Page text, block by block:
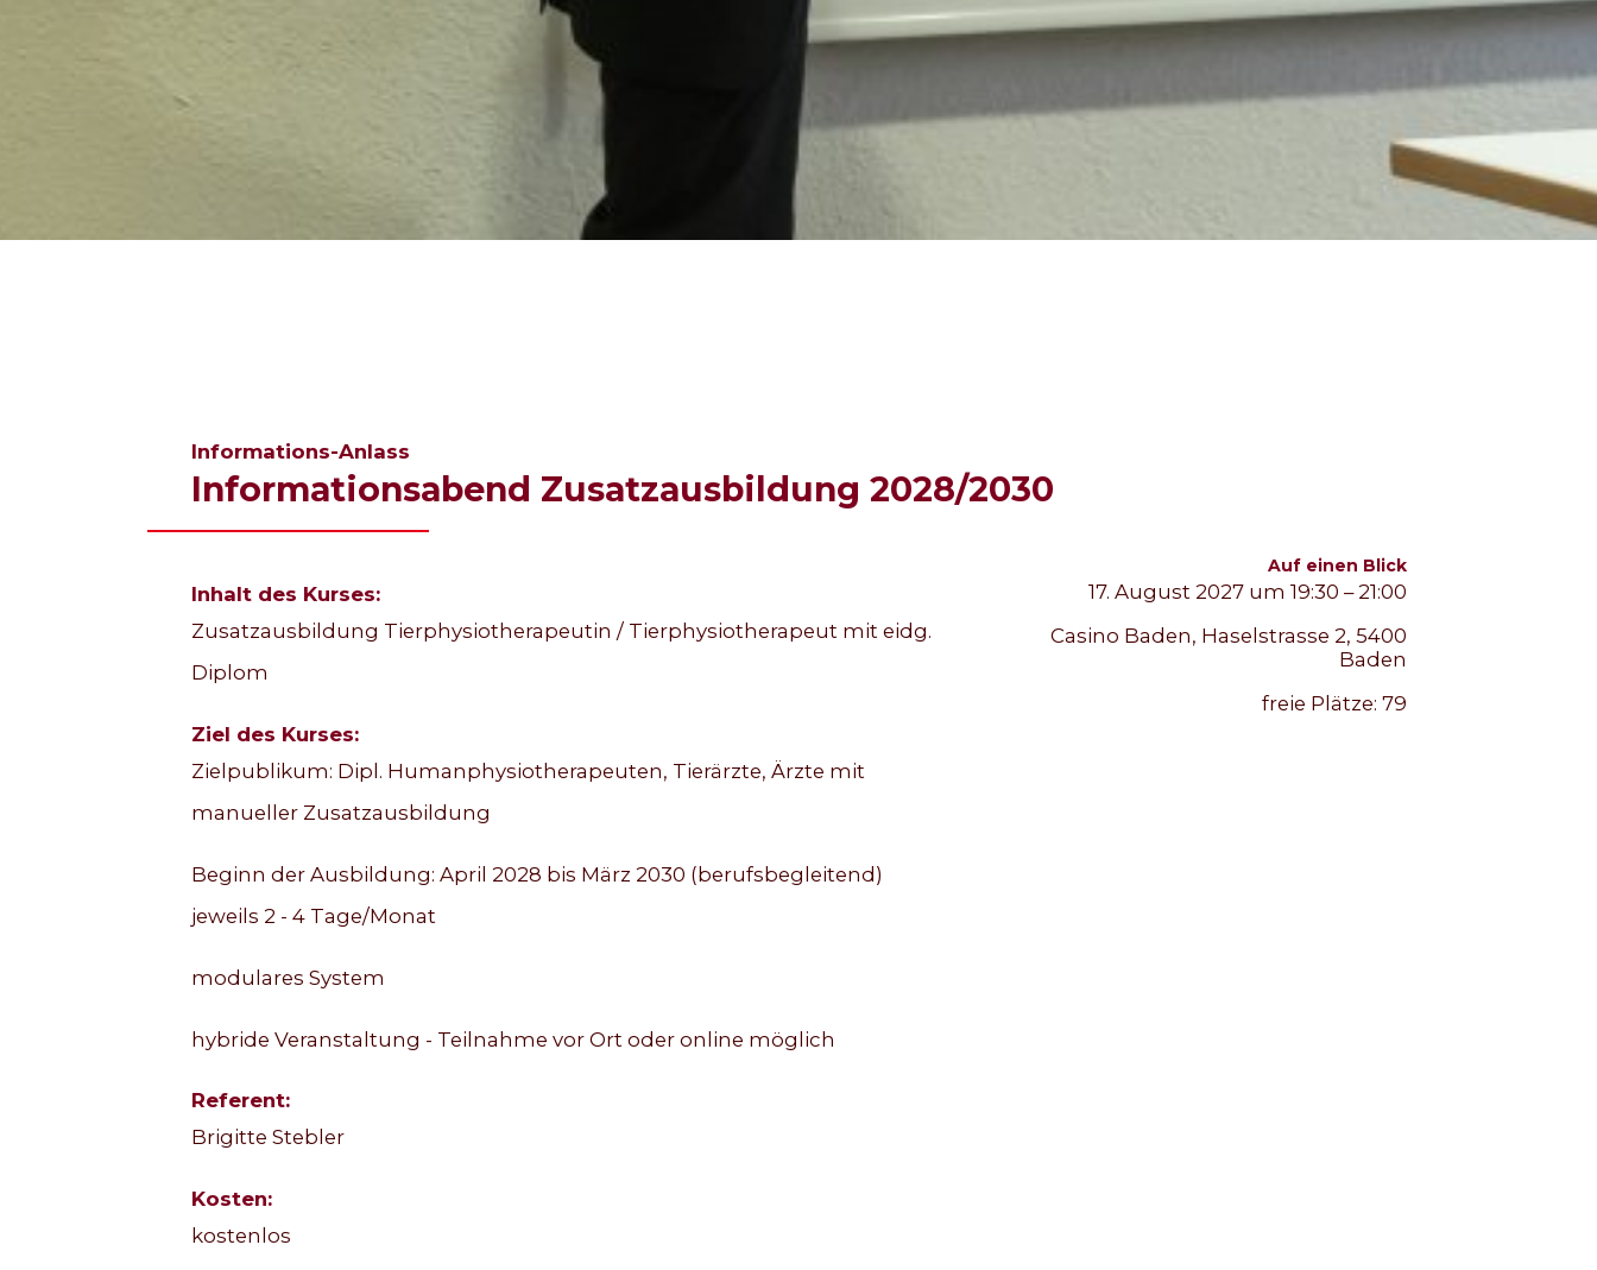
Informations-Anlass
Informationsabend Zusatzausbildung 2028/2030
Auf einen Blick
17. August 2027 um 19:30 – 21:00
Casino Baden, Haselstrasse 2, 5400
Baden
freie Plätze: 79
Inhalt des Kurses:
Zusatzausbildung Tierphysiotherapeutin / Tierphysiotherapeut mit eidg.
Diplom
Ziel des Kurses:
Zielpublikum: Dipl. Humanphysiotherapeuten, Tierärzte, Ärzte mit
manueller Zusatzausbildung
Beginn der Ausbildung: April 2028 bis März 2030 (berufsbegleitend)
jeweils 2 - 4 Tage/Monat
modulares System
hybride Veranstaltung - Teilnahme vor Ort oder online möglich
Referent:
Brigitte Stebler
Kosten:
kostenlos